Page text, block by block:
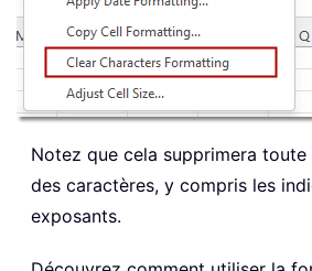
Notez que cela supprimera
des caractères, y compris les
exposants.